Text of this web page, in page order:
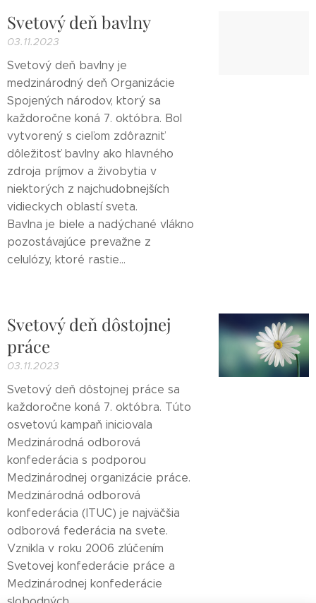
Svetový deň bavlny
03.11.2023
Svetový deň bavlny je
medzinárodný deň Organizácie
Spojených národov, ktorý sa
každoročne koná 7. októbra. Bol
vytvorený s cieľom zdôrazniť
dôležitosť bavlny ako hlavného
zdroja príjmov a živobytia v
niektorých z najchudobnejších
vidieckych oblastí sveta.
Bavlna je biele a nadýchané vlákno
pozostávajúce prevažne z
celulózy, ktoré rastie...
Svetový deň dôstojnej
práce
03.11.2023
Svetový deň dôstojnej práce sa
každoročne koná 7. októbra. Túto
osvetovú kampaň iniciovala
Medzinárodná odborová
konfederácia s podporou
Medzinárodnej organizácie práce.
Medzinárodná odborová
konfederácia (ITUC) je najväčšia
odborová federácia na svete.
Vznikla v roku 2006 zlúčením
Svetovej konfederácie práce a
Medzinárodnej konfederácie